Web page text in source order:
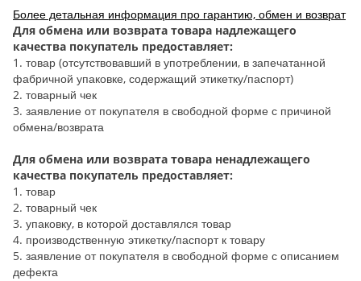
Более детальная информация про гарантию, обмен и возврат
Для обмена или возврата товара надлежащего
качества покупатель предоставляет:
1. товар (отсутствовавший в употреблении, в запечатанной
фабричной упаковке, содержащий этикетку/паспорт)
2. товарный чек
3. заявление от покупателя в свободной форме с причиной
обмена/возврата
Для обмена или возврата товара ненадлежащего
качества покупатель предоставляет:
1. товар
2. товарный чек
3. упаковку, в которой доставлялся товар
4. производственную этикетку/паспорт к товару
5. заявление от покупателя в свободной форме с описанием
дефекта